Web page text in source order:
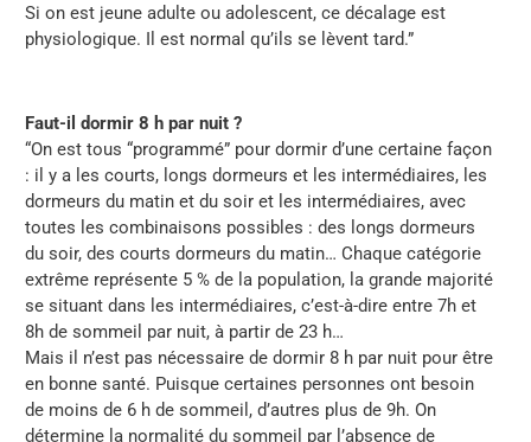
Si on est jeune adulte ou adolescent, ce décalage est
physiologique. Il est normal qu’ils se lèvent tard.”
Faut-il dormir 8 h par nuit ?
“On est tous “programmé” pour dormir d’une certaine façon
: il y a les courts, longs dormeurs et les intermédiaires, les
dormeurs du matin et du soir et les intermédiaires, avec
toutes les combinaisons possibles : des longs dormeurs
du soir, des courts dormeurs du matin… Chaque catégorie
extrême représente 5 % de la population, la grande majorité
se situant dans les intermédiaires, c’est-à-dire entre 7h et
8h de sommeil par nuit, à partir de 23 h…
Mais il n’est pas nécessaire de dormir 8 h par nuit pour être
en bonne santé. Puisque certaines personnes ont besoin
de moins de 6 h de sommeil, d’autres plus de 9h. On
détermine la normalité du sommeil par l’absence de